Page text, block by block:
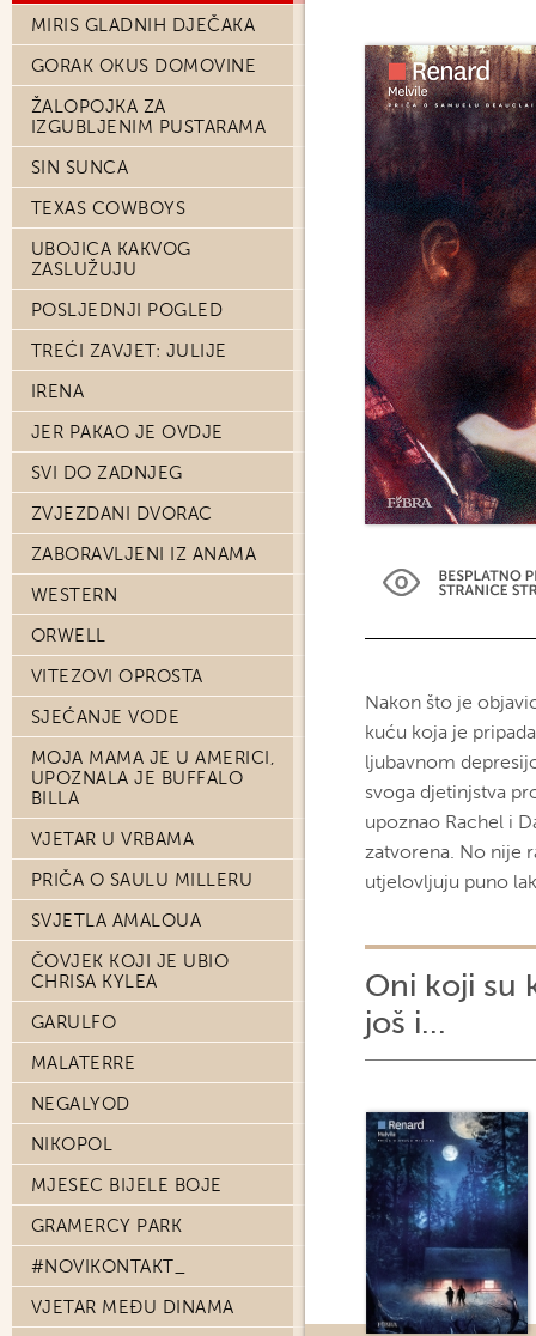
MIRIS GLADNIH DJEČAKA
GORAK OKUS DOMOVINE
ŽALOPOJKA ZA
IZGUBLJENIM PUSTARAMA
SIN SUNCA
TEXAS COWBOYS
UBOJICA KAKVOG
ZASLUŽUJU
POSLJEDNJI POGLED
TREĆI ZAVJET: JULIJE
IRENA
JER PAKAO JE OVDJE
SVI DO ZADNJEG
ZVJEZDANI DVORAC
ZABORAVLJENI IZ ANAMA
WESTERN
ORWELL
VITEZOVI OPROSTA
SJEĆANJE VODE
MOJA MAMA JE U AMERICI,
UPOZNALA JE BUFFALO
BILLA
VJETAR U VRBAMA
PRIČA O SAULU MILLERU
SVJETLA AMALOUA
ČOVJEK KOJI JE UBIO
CHRISA KYLEA
GARULFO
MALATERRE
NEGALYOD
NIKOPOL
MJESEC BIJELE BOJE
GRAMERCY PARK
#NOVIKONTAKT_
VJETAR MEĐU DINAMA
Nakon što je
kuću koja je
ljubavnom
svoga djetinjstva
upoznao Rachel i
zatvorena. No nije
utjelovljuju puno
Oni koji su
još i...